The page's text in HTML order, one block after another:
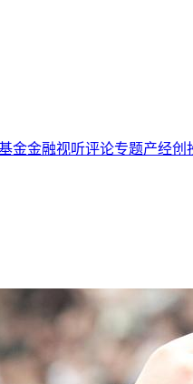
金金融视听评论专题产经创